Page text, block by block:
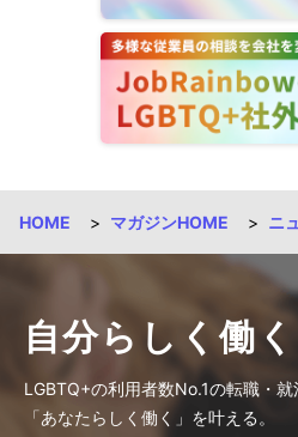
HOME マガジンHOME ニ
自分らしく働く
LGBTQ+の利用者数No.1の転職・
「あなたらしく働く」を叶える。